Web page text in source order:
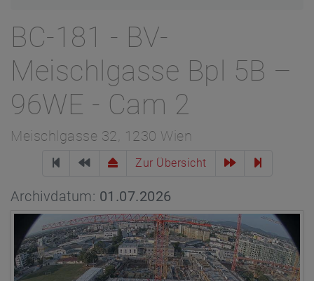
BC-181 - BV-
Meischlgasse Bpl 5B –
96WE - Cam 2
Meischlgasse 32, 1230 Wien
Zur Übersicht
Archivdatum: 01.07.2026